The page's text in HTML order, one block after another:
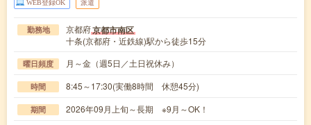
WEB登録OK 派遣
勤務地 京都府京都市南区
十条(京都府・近鉄線)駅から徒歩15分
曜日頻度 月～金（週5日／土日祝休み）
時間 8:45～17:30(実働8時間 休憩45分)
期間 2026年09月上旬～長期 ※9月～OK！